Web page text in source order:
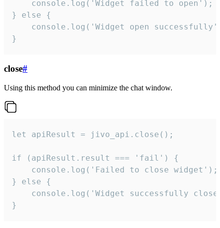
    console.log('Widget failed to open');
} else {
console.log('Widget open
}
close#
Using this method you can minimize the chat window.
let apiResult = jivo_api.close();
if (apiResult.result === 'fail') {
    console.log('Failed to close widget');
} else {
console.log('Widget successfully
}